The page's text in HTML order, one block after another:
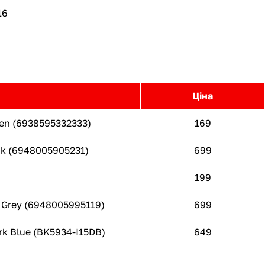
Ціна
(6938595332333) 169
(6948005905231) 699
199
(6948005995119) 699
Blue (BK5934-I15DB) 649